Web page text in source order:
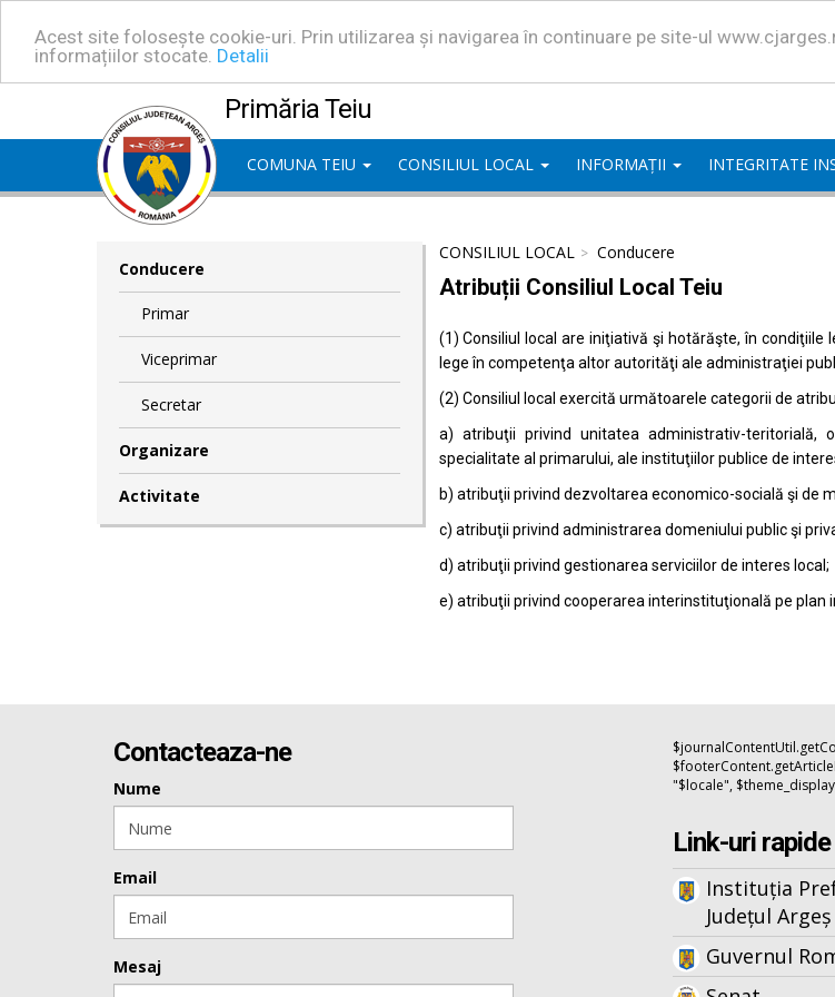
Acest site folosește cookie-uri. Prin utilizarea și navigarea în continuare pe site-ul
informațiilor stocate. Detalii
Primăria Teiu
COMUNA TEIU CONSILIUL LOCAL INFORMAȚII INTEGRITATE
Conducere
Primar
Viceprimar
Secretar
Organizare
Activitate
CONSILIUL LOCAL Conducere
Atribuții Consiliul Local Teiu
(1) Consiliul local are iniţiativă şi hotărăşte, în
lege în competenţa altor autorităţi ale administraţiei
(2) Consiliul local exercită următoarele categorii de
a) atribuţii privind unitatea administrativ-teritorială,
specialitate al primarului, ale instituţiilor publice de
b) atribuţii privind dezvoltarea economico-socială şi de
c) atribuţii privind administrarea domeniului public şi
d) atribuţii privind gestionarea serviciilor de interes local;
e) atribuţii privind cooperarea interinstituţională pe plan
Contacteaza-ne
Nume
Email
Mesaj
"$locale",
Link-uri rapide
Instituția
Județul Argeș
Guvernul